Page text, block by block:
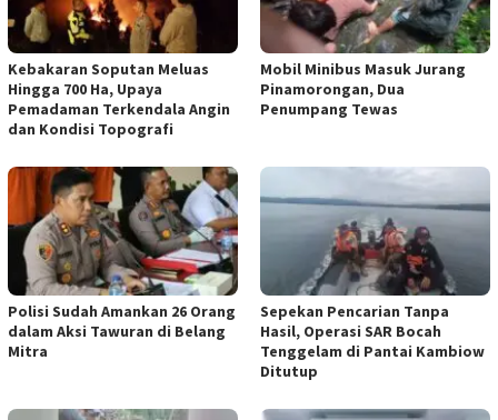
Kebakaran Soputan Meluas
Hingga 700 Ha, Upaya
Pemadaman Terkendala Angin
dan Kondisi Topografi
Mobil Minibus Masuk Jurang
Pinamorongan, Dua
Penumpang Tewas
Polisi Sudah Amankan 26 Orang
dalam Aksi Tawuran di Belang
Mitra
Sepekan Pencarian Tanpa
Hasil, Operasi SAR Bocah
Tenggelam di Pantai Kambiow
Ditutup